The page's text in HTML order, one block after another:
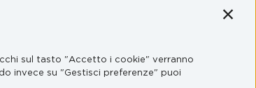
sul tasto "Accetto i cookie" verranno
invece su "Gestisci preferenze" puoi